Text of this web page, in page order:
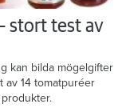
stort test av
kan bilda mögelgifter
av 14 tomatpuréer